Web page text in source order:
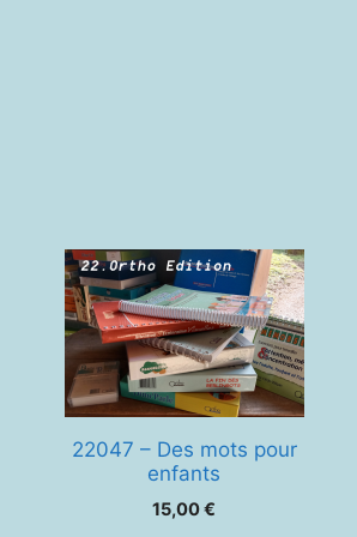
22047 – Des mots pour
enfants
15,00€